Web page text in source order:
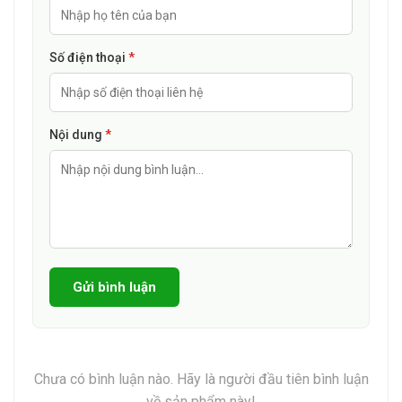
- Điều trị nhiễm khuẩn do vi khuẩn kỵ khí sau phẫu thuật: có
cách 12 giờ 1 lần trong 3 ngày.
Người suy thận: sự thải trừ thuốc không thay đổi nhiều ở
người suy thận, do đó không cần chỉnh liều.
Suy thận có thẩm phân: cho bổ sung thêm 1 liều trước khi
thẩm phân. Cho liều bổ sung 500mg mỗi ngày nếu liều dùng
mỗi ngày là 2g hoặc 250mg mỗi ngày nếu liều dùng là 1g
Quá mẫn cảm với các dẫn chất của imidazol hay với bất kỳ
thành phần nào của thuốc.
7. Tác dụng phụ
- Máu và hệ bạch huyết: Hiếm gặp: mất bạch cầu hạt, giảm
Số điện thoại *
Nội dung *
Gửi bình luận
Chưa có bình luận nào. Hãy là người đầu tiên bình luận